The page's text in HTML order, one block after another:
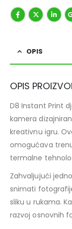
OPIS
OPIS
D8 Instant Print
kamera
kreativnu igru.
omogućava
termalne
Zahvaljujući
snimati
sliku u rukama.
razvoj osnovnih